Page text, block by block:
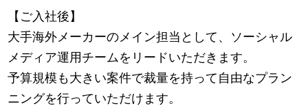
【ご入社後】
大手海外メーカーのメイン担当として、ソーシャル
メディア運用チームをリードいただきます。
予算規模も大きい案件で裁量を持って自由なプラン
ニングを行っていただけます。